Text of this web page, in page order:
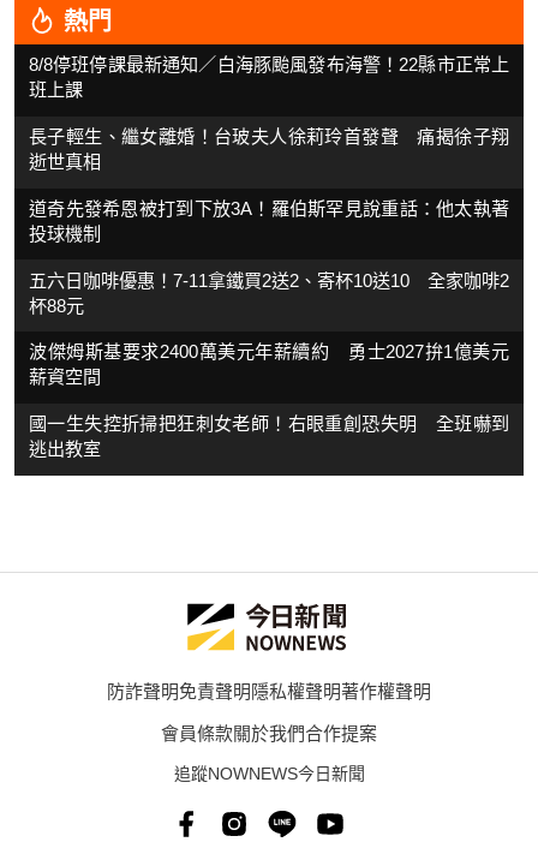
熱門
8/8停班停課最新通知／白海豚颱風發布海警！22縣市正常上
班上課
長子輕生、繼女離婚！台玻夫人徐莉玲首發聲 痛揭徐子翔
逝世真相
道奇先發希恩被打到下放3A！羅伯斯罕見說重話：他太執著
投球機制
五六日咖啡優惠！7-11拿鐵買2送2、寄杯10送10 全家咖啡2
杯88元
波傑姆斯基要求2400萬美元年薪續約 勇士2027拚1億美元
薪資空間
國一生失控折掃把狂刺女老師！右眼重創恐失明 全班嚇到
逃出教室
防詐聲明免責聲明隱私權聲明著作權聲明
會員條款關於我們合作提案
追蹤NOWNEWS今日新聞